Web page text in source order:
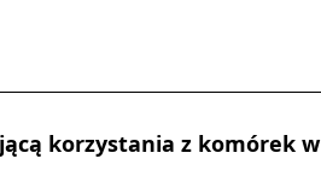
korzystania z komórek w